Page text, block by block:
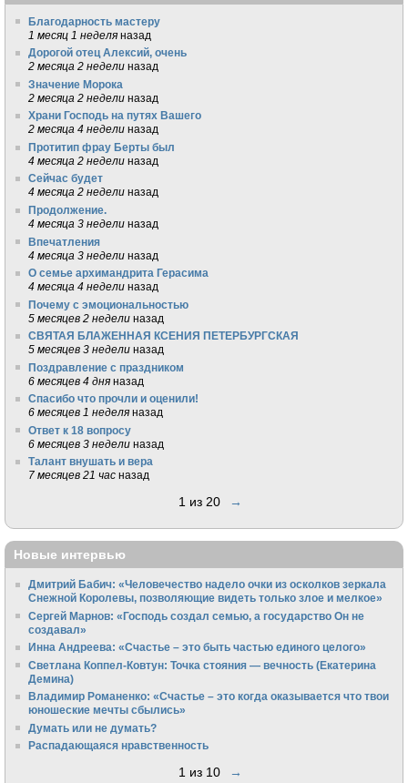
Благодарность мастеру
1 месяц 1 неделя назад
Дорогой отец Алексий, очень
2 месяца 2 недели назад
Значение Морока
2 месяца 2 недели назад
Храни Господь на путях Вашего
2 месяца 4 недели назад
Протитип фрау Берты был
4 месяца 2 недели назад
Сейчас будет
4 месяца 2 недели назад
Продолжение.
4 месяца 3 недели назад
Впечатления
4 месяца 3 недели назад
О семье архимандрита Герасима
4 месяца 4 недели назад
Почему с эмоциональностью
5 месяцев 2 недели назад
СВЯТАЯ БЛАЖЕННАЯ КСЕНИЯ ПЕТЕРБУРГСКАЯ
5 месяцев 3 недели назад
Поздравление с праздником
6 месяцев 4 дня назад
Спасибо что прочли и оценили!
6 месяцев 1 неделя назад
Ответ к 18 вопросу
6 месяцев 3 недели назад
Талант внушать и вера
7 месяцев 21 час назад
1 из 20 →
Новые интервью
Дмитрий Бабич: «Человечество надело очки из осколков зеркала
Снежной Королевы, позволяющие видеть только злое и мелкое»
Сергей Марнов: «Господь создал семью, а государство Он не
создавал»
Инна Андреева: «Счастье – это быть частью единого целого»
Светлана Коппел-Ковтун: Точка стояния — вечность (Екатерина
Демина)
Владимир Романенко: «Счастье – это когда оказывается что твои
юношеские мечты сбылись»
Думать или не думать?
Распадающаяся нравственность
1 из 10 →